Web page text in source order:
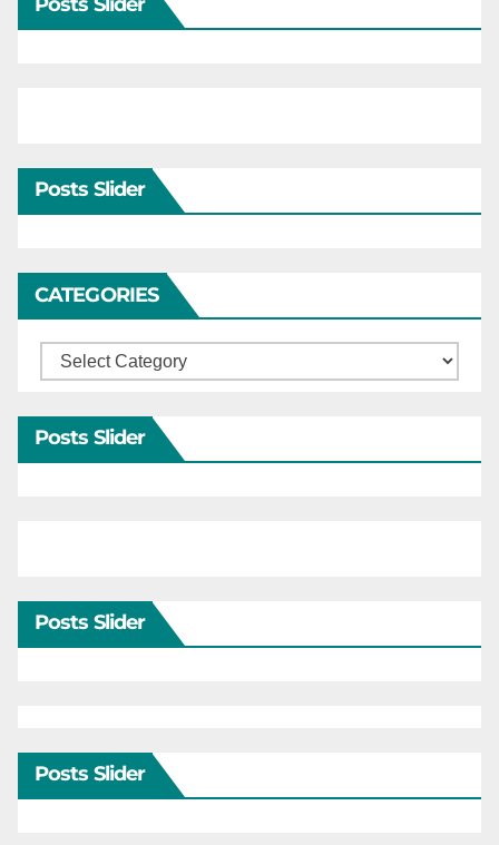
Posts Slider
CATEGORIES
Categories
Posts Slider
Posts Slider
Posts Slider